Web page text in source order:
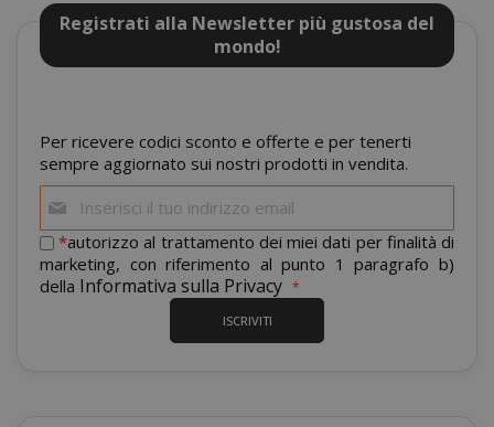
Registrati alla Newsletter più gustosa del
mondo!
Per ricevere codici sconto e offerte e per tenerti
sempre aggiornato sui nostri prodotti in vendita.
alla
nostra
newsletter:
*autorizzo al trattamento dei miei dati per finalità di
marketing, con riferimento al punto 1 paragrafo b)
della Informativa sulla Privacy
ISCRIVITI
mage-cache-sessid Adobe Inc.